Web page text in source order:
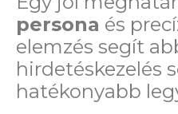
persona és
elemzés segít
hirdetéskezelés
hatékonyabb